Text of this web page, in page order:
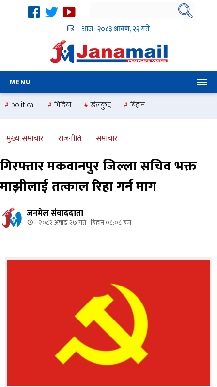
आज :२०८३ श्रावण, २२गते
MENU
political भिडियो खेलकुद
बिहान
national
health
मुख्य समाचार राजनीति समाचार
गिरफ्तार मकवानपुर जिल्ला सचिव भक्त
माझीलाई तत्काल रिहा गर्न माग
जनमेल संवाददाता
२०८२ अषाढ २७ गते बिहान ०८:०८ बजे